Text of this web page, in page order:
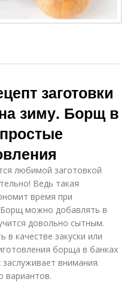
заготовки
зиму. Борщ в
любимой заготовкой
Ведь такая
время при
можно добавлять в
довольно сытным.
качестве закуски или
борща в банках
внимания.
вариантов.